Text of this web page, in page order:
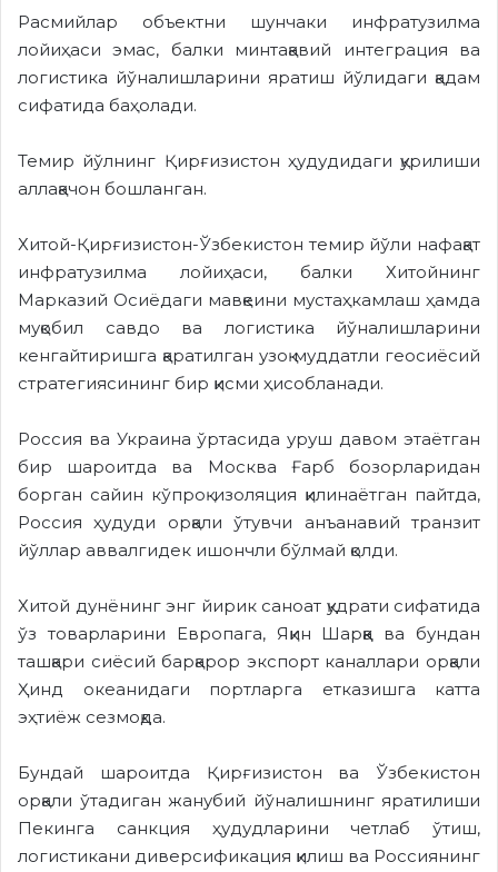
Расмийлар объектни шунчаки инфратузилма
лойиҳаси эмас, балки минтақавий интеграция ва
логистика йўналишларини яратиш йўлидаги қадам
сифатида баҳолади.
Темир йўлнинг Қирғизистон ҳудудидаги қурилиши
аллақачон бошланган.
Хитой-Қирғизистон-Ўзбекистон темир йўли нафақат
инфратузилма лойиҳаси, балки Хитойнинг
Марказий Осиёдаги мавқеини мустаҳкамлаш ҳамда
муқобил савдо ва логистика йўналишларини
кенгайтиришга қаратилган узоқ муддатли геосиёсий
стратегиясининг бир қисми ҳисобланади.
Россия ва Украина ўртасида уруш давом этаётган
бир шароитда ва Москва Ғарб бозорларидан
борган сайин кўпроқ изоляция қилинаётган пайтда,
Россия ҳудуди орқали ўтувчи анъанавий транзит
йўллар аввалгидек ишончли бўлмай қолди.
Хитой дунёнинг энг йирик саноат қудрати сифатида
ўз товарларини Европага, Яқин Шарққа ва бундан
ташқари сиёсий барқарор экспорт каналлари орқали
Ҳинд океанидаги портларга етказишга катта
эҳтиёж сезмоқда.
Бундай шароитда Қирғизистон ва Ўзбекистон
орқали ўтадиган жанубий йўналишнинг яратилиши
Пекинга санкция ҳудудларини четлаб ўтиш,
логистикани диверсификация қилиш ва Россиянинг